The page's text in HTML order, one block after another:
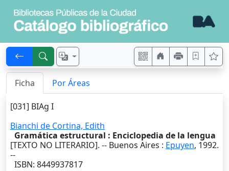
Ficha Por Áreas
[031] BIAg I
Bianchi de Cortina, Edith
Gramática estructural : Enciclopedia de la lengua
[TEXTO NO LITERARIO]. -- Buenos Aires : Epuyen, 1992.
--
ISBN: 8449937817